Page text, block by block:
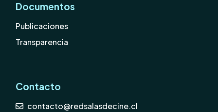
Documentos
Publicaciones
Transparencia
Contacto
contacto@redsalasdecine.cl